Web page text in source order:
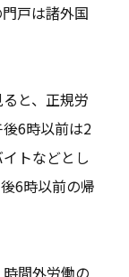
戸は諸外国
と、正規労
6時以前は2
トなどとし
6時以前の帰
間外労働の